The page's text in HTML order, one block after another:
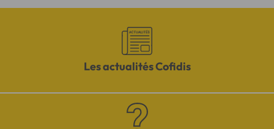
Les actualités Cofidis